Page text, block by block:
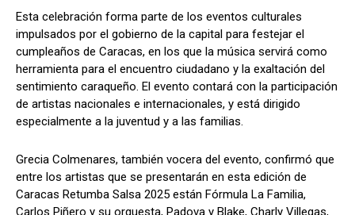
Esta celebración forma parte de los eventos culturales
impulsados por el gobierno de la capital para festejar el
cumpleaños de Caracas, en los que la música servirá como
herramienta para el encuentro ciudadano y la exaltación del
sentimiento caraqueño. El evento contará con la participación
de artistas nacionales e internacionales, y está dirigido
especialmente a la juventud y a las familias.
Grecia Colmenares, también vocera del evento, confirmó que
entre los artistas que se presentarán en esta edición de
Caracas Retumba Salsa 2025 están Fórmula La Familia,
Carlos Piñero y su orquesta, Padova y Blake, Charly Villegas,